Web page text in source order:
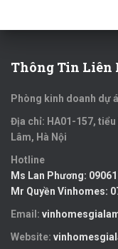
Thông Tin Liên
Phòng kinh doanh dự
Địa chỉ: HA01-157,
Lâm, Hà Nội
Hotline
Ms Lan Phương:
Mr Quyền Vinhomes:
Email:
Website: